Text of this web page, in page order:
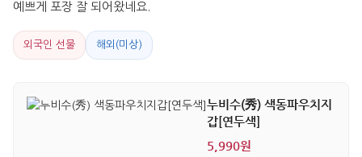
예쁘게 포장 잘 되어왔네요.
외국인 선물 해외(미상)
누비수(秀) 색동파우치지
갑[연두색]
5,990원